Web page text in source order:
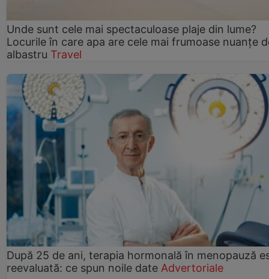
Unde sunt cele mai spectaculoase plaje din lume?
Locurile în care apa are cele mai frumoase nuanțe
albastru Travel
După 25 de ani, terapia hormonală în menopauză
reevaluată: ce spun noile date Advertoriale